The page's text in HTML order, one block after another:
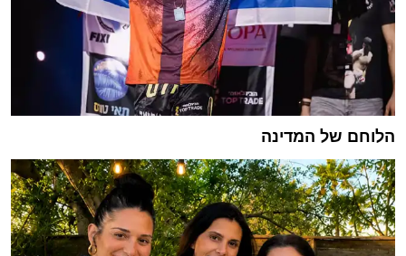
הלוחם של המדינה